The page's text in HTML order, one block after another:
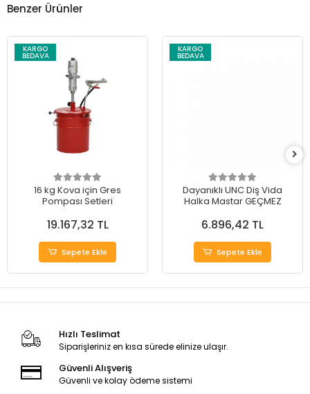
Benzer Ürünler
KARGO
BEDAVA
16 kg Kova için Gres
Pompası Setleri
19.167,32 TL
Sepete Ekle
KARGO
BEDAVA
Dayanıklı UNC Diş Vida
Halka Mastar GEÇMEZ
6.896,42 TL
Sepete Ekle
Hızlı Teslimat
Siparişleriniz en kısa sürede elinize ulaşır.
Güvenli Alışveriş
Güvenli ve kolay ödeme sistemi